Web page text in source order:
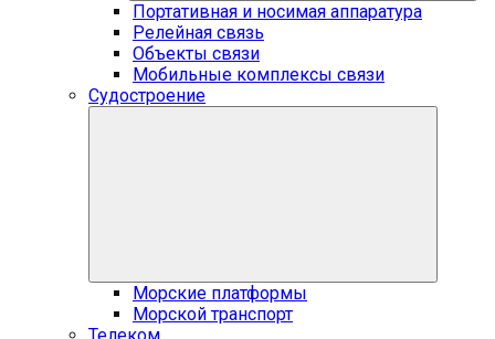
Портативная и носимая аппаратура
Релейная связь
Объекты связи
Мобильные комплексы связи
Судостроение
Морские платформы
Морской транспорт